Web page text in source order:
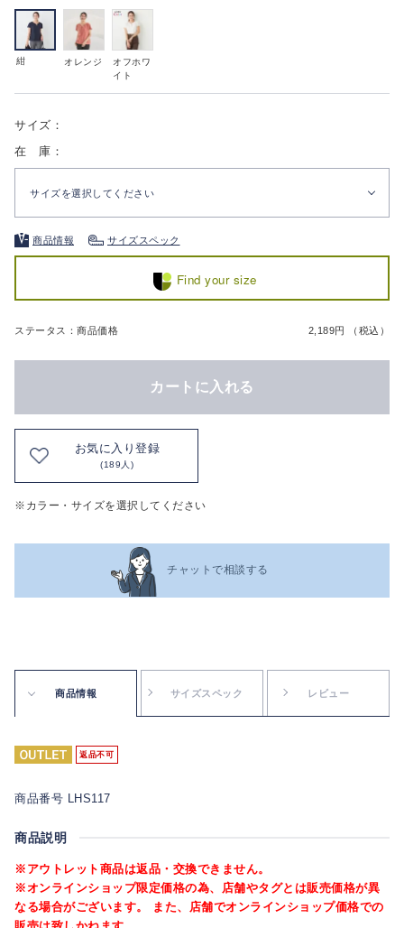
紺 オレンジ
オフホワ
イト
サイズ：
在 庫：
サイズを選択してください
商品情報 サイズスペック
Find your size
ステータス：商品価格 2,189円 （税込）
カートに入れる
お気に入り登録
(189人)
※カラー・サイズを選択してください
チャットで相談する
商品情報 サイズスペック レビュー
返品不可
商品番号 LHS117
商品説明
※アウトレット商品は返品・交換できません。
※オンラインショップ限定価格の為、店舗やタグとは販売価格が異
なる場合がございます。 また、店舗でオンラインショップ価格での
販売は致しかねます。